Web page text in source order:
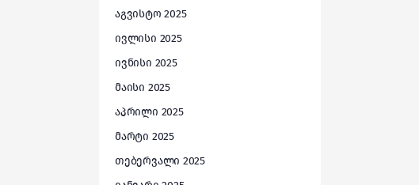
აგვისტო 2025
ივლისი 2025
ივნისი 2025
მაისი 2025
აპრილი 2025
მარტი 2025
თებერვალი 2025